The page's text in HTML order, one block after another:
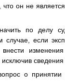
он не
по делу
случае, если
внести
сведения
о принятии